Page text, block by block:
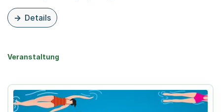
Details
zu dieser Organisationsseite: UEFA Women's Euro 2025
Veranstaltung